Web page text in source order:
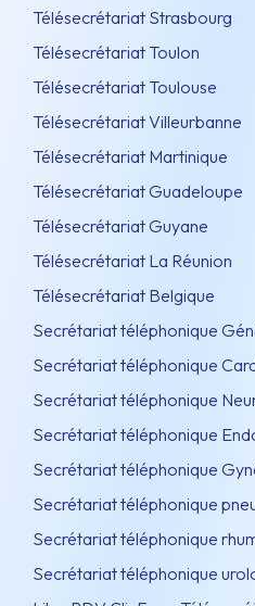
Télésecrétariat Strasbourg
Télésecrétariat Toulon
Télésecrétariat Toulouse
Télésecrétariat Villeurbanne
Télésecrétariat Martinique
Télésecrétariat Guadeloupe
Télésecrétariat Guyane
Télésecrétariat La Réunion
Télésecrétariat Belgique
Secrétariat téléphonique
Secrétariat téléphonique
Secrétariat téléphonique
Secrétariat téléphonique
Secrétariat téléphonique
Secrétariat téléphonique
Secrétariat téléphonique
Secrétariat téléphonique